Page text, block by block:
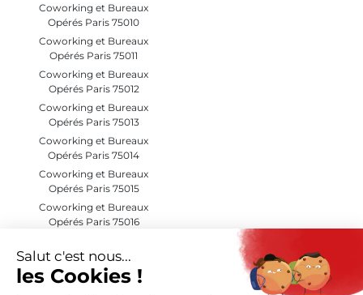
Coworking et Bureaux
Opérés Paris 75010
Coworking et Bureaux
Opérés Paris 75011
Coworking et Bureaux
Opérés Paris 75012
Coworking et Bureaux
Opérés Paris 75013
Coworking et Bureaux
Opérés Paris 75014
Coworking et Bureaux
Opérés Paris 75015
Coworking et Bureaux
Opérés Paris 75016
Opérés Paris 75017
Coworking et Bureaux
Opérés Paris 75018